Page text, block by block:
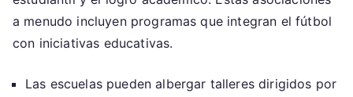
a menudo incluyen programas que integran el fútbol
con iniciativas educativas.
Las escuelas pueden albergar talleres dirigidos por